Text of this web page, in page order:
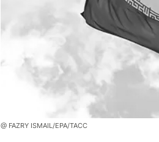
@ FAZRY ISMAIL/EPA/ТАСС